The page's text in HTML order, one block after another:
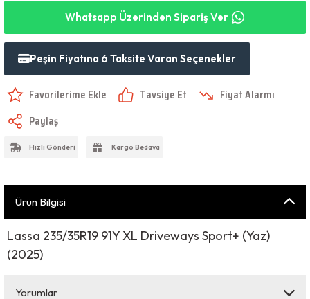
Whatsapp Üzerinden Sipariş Ver
Peşin Fiyatına 6 Taksite Varan Seçenekler
Tavsiye Et
Fiyat Alarmı
Paylaş
Hızlı Gönderi Kargo Bedava
Ürün Bilgisi
Lassa 235/35R19 91Y XL Driveways Sport+ (Yaz)
(2025)
Yorumlar